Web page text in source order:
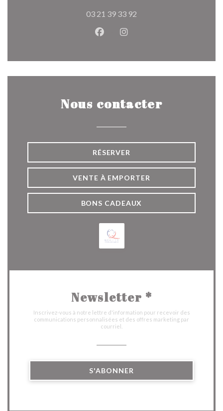
03 21 39 33 92
Facebook ((ouvre une
Instagram ((ouvre une
Nous contacter
RÉSERVER
VENTE À EMPORTER
BONS CADEAUX
Newsletter *
Inscrivez-vous à notre lettre d'information pour recevoir des
communications personnalisées et des offres marketing par
courriel.
S'ABONNER